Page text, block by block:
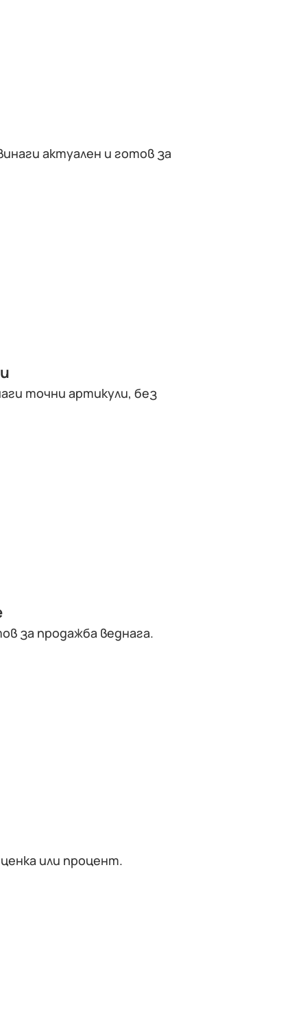
актуален и готов за
точни артикули, без
за продажба веднага.
или процент.